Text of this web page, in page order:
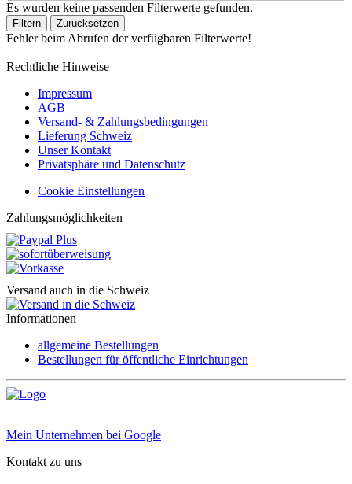
Es wurden keine passenden Filterwerte gefunden.
Filtern Zurücksetzen
Fehler beim Abrufen der verfügbaren Filterwerte!
Rechtliche Hinweise
Impressum
AGB
Versand- & Zahlungsbedingungen
Lieferung Schweiz
Unser Kontakt
Privatsphäre und Datenschutz
Cookie Einstellungen
Zahlungsmöglichkeiten
Versand auch in die Schweiz
Informationen
allgemeine Bestellungen
Bestellungen für öffentliche Einrichtungen
Mein Unternehmen bei Google
Kontakt zu uns